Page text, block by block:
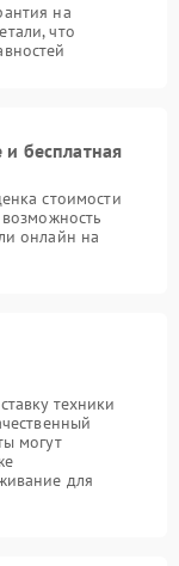
на
что
бесплатная
стоимости
онлайн на
техники
могут
для